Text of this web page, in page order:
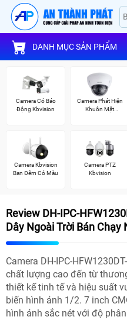
DANH MỤC SẢN PHẨM
Camera Có Báo
Động Kbvision
Camera Phát Hiện
Khuôn Mặt
Camera Kbvision
Ban Đêm Có Màu
Camera PTZ
Kbvision
Review DH-IPC-
Dây Ngoài Trời Bán Chạy
Camera DH-IPC-
chất lượng cao đến từ
thiết kế tinh tế và hiệu suất
biến hình ảnh 1/2. 7 inch
hình ảnh sắc nét với độ